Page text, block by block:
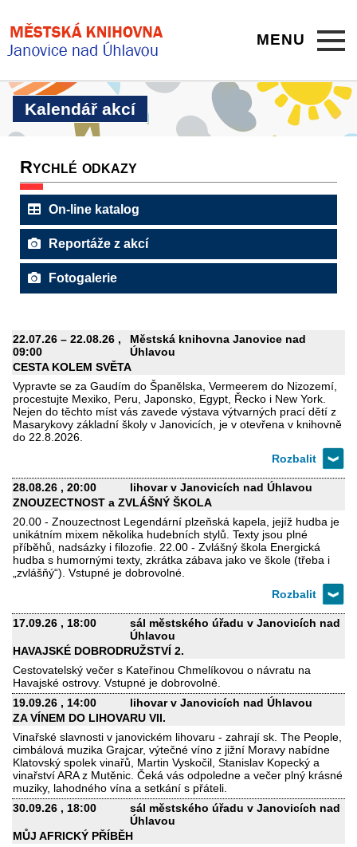
MENU
Kalendář akcí
Rychlé odkazy
On-line katalog
Reportáže z akcí
Fotogalerie
22.07.26 – 22.08.26 ,
09:00
Městská knihovna Janovice nad
Úhlavou
CESTA KOLEM SVĚTA
Vypravte se za Gaudím do Španělska, Vermeerem do Nizozemí,
procestujte Mexiko, Peru, Japonsko, Egypt, Řecko i New York.
Nejen do těchto míst vás zavede výstava výtvarných prací dětí z
Masarykovy základní školy v Janovicích, je v otevřena v knihovně
do 22.8.2026.
28.08.26 , 20:00
lihovar v Janovicích nad Úhlavou
ZNOUZECTNOST a ZVLÁŠNÝ ŠKOLA
20.00 - Znouzectnost Legendární plzeňská kapela, jejíž hudba je
unikátním mixem několika hudebních stylů. Texty jsou plné
příběhů, nadsázky i filozofie. 22.00 - Zvlášný škola Energická
hudba s humornými texty, zkrátka zábava jako ve škole (třeba i
„zvlášňý“). Vstupné je dobrovolné.
17.09.26 , 18:00
sál městského úřadu v Janovicích nad
Úhlavou
HAVAJSKÉ DOBRODRUŽSTVÍ 2.
Cestovatelský večer s Kateřinou Chmelíkovou o návratu na
Havajské ostrovy. Vstupné je dobrovolné.
19.09.26 , 14:00
lihovar v Janovicích nad Úhlavou
ZA VÍNEM DO LIHOVARU VII.
Vinařské slavnosti v janovickém lihovaru - zahrají sk. The People,
cimbálová muzika Grajcar, výtečné víno z jižní Moravy nabídne
Klatovský spolek vinařů, Martin Vyskočil, Stanislav Kopecký a
vinařství ARA z Mutěnic. Čeká vás odpoledne a večer plný krásné
muziky, lahodného vína a setkání s přáteli.
30.09.26 , 18:00
sál městského úřadu v Janovicích nad
Úhlavou
MŮJ AFRICKÝ PŘÍBĚH